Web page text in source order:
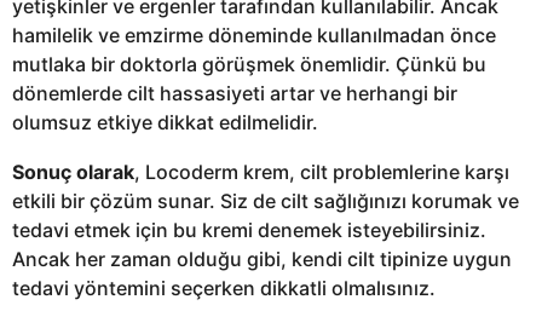
yetişkinler ve ergenler tarafından kullanılabilir. Ancak
hamilelik ve emzirme döneminde kullanılmadan önce
mutlaka bir doktorla görüşmek önemlidir. Çünkü bu
dönemlerde cilt hassasiyeti artar ve herhangi bir
olumsuz etkiye dikkat edilmelidir.
Sonuç olarak, Locoderm krem, cilt problemlerine karşı
etkili bir çözüm sunar. Siz de cilt sağlığınızı korumak ve
tedavi etmek için bu kremi denemek isteyebilirsiniz.
Ancak her zaman olduğu gibi, kendi cilt tipinize uygun
tedavi yöntemini seçerken dikkatli olmalısınız.